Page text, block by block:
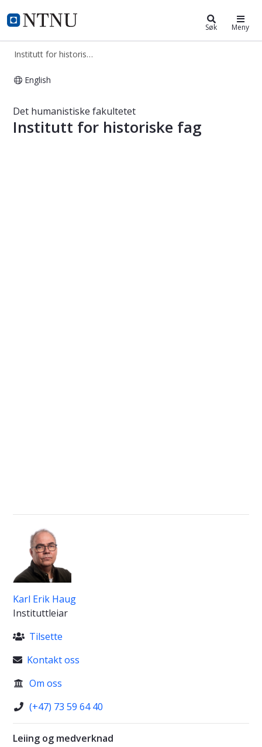
NTNU Hjemmeside
Institutt for historiske fag Søk Meny
Institutt for historiske fag
English
Det humanistiske fakultetet
Institutt for historiske fag
Karl Erik Haug
Instituttleiar
 Tilsette
 Kontakt oss
 Om oss
 (+47) 73 59 64 40
Leiing og medverknad